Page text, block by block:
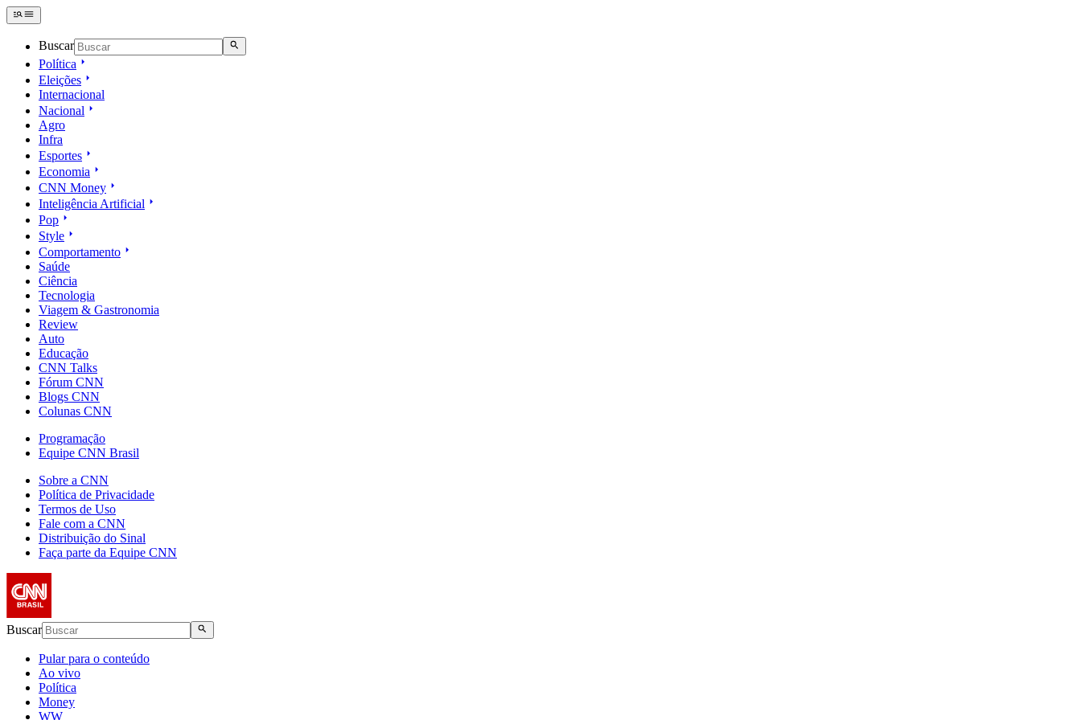
Buscar
Política
Eleições
Internacional
Nacional
Agro
Infra
Esportes
Economia
CNN Money
Inteligência Artificial
Pop
Style
Comportamento
Saúde
Ciência
Tecnologia
Viagem & Gastronomia
Review
Auto
Educação
CNN Talks
Fórum CNN
Blogs CNN
Colunas CNN
Programação
Equipe CNN Brasil
Sobre a CNN
Política de Privacidade
Termos de Uso
Fale com a CNN
Distribuição do Sinal
Faça parte da Equipe CNN
Buscar
Pular para o conteúdo
Ao vivo
Política
Money
WW